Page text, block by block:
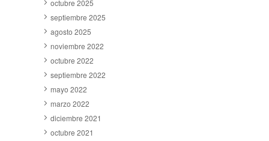
octubre 2025
septiembre 2025
agosto 2025
noviembre 2022
octubre 2022
septiembre 2022
mayo 2022
marzo 2022
diciembre 2021
octubre 2021